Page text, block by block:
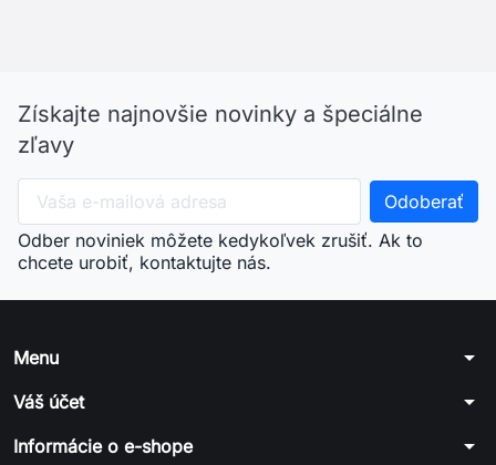
Získajte najnovšie novinky a špeciálne
zľavy
Odber noviniek môžete kedykoľvek zrušiť. Ak to
chcete urobiť, kontaktujte nás.
Menu arrow_drop_down
Váš účet arrow_drop_down
Informácie o e-shope arrow_drop_down